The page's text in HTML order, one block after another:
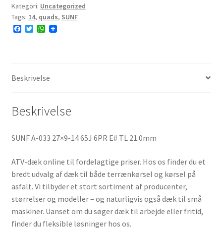
65J
6PR
E#
Kategori: Uncategorized
Tags: 14, quads, SUNF
F
o
k
T
r
W
p
p
Beskrivelse
Beskrivelse
SUNF A-033 27×9-14 65J 6PR E# TL 21.0mm
ATV-dæk online til fordelagtige priser. Hos os finder du et
bredt udvalg af dæk til både terrænkørsel og kørsel på
asfalt. Vi tilbyder et stort sortiment af producenter,
størrelser og modeller – og naturligvis også dæk til små
maskiner. Uanset om du søger dæk til arbejde eller fritid,
finder du fleksible løsninger hos os.